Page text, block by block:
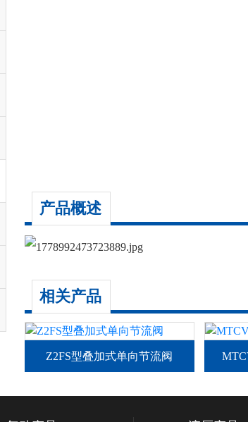
产品概述
相关产品
Z2FS型叠加式单向节流阀